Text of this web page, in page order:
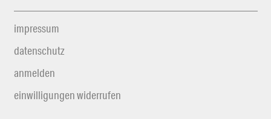
impressum
datenschutz
anmelden
einwilligungen widerrufen